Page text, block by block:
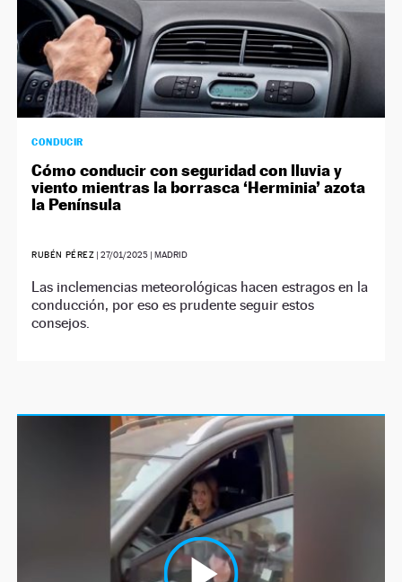
CONDUCIR
Cómo conducir con seguridad con lluvia y
viento mientras la borrasca ‘Herminia’ azota
la Península
RUBÉN PÉREZ |27/01/2025 | MADRID
Las inclemencias meteorológicas hacen estragos en la
conducción, por eso es prudente seguir estos
consejos.